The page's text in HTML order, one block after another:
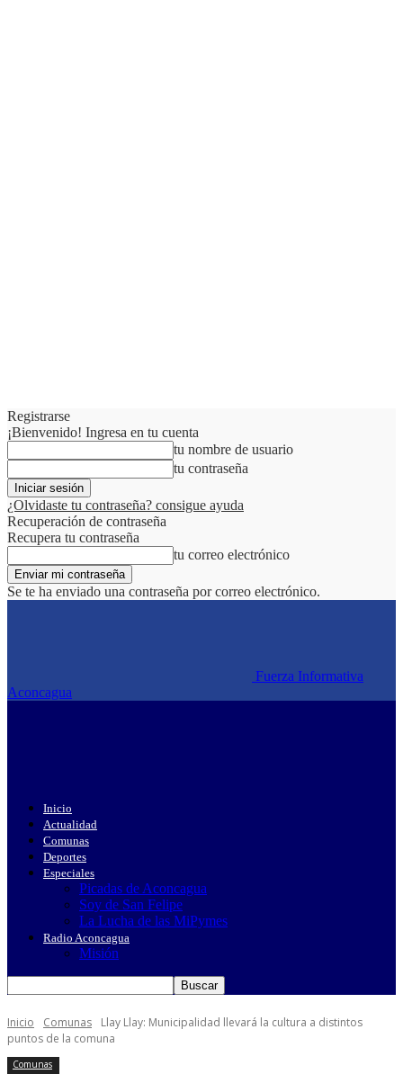
Registrarse
¡Bienvenido! Ingresa en tu cuenta
tu nombre de usuario
tu contraseña
¿Olvidaste tu contraseña? consigue ayuda
Recuperación de contraseña
Recupera tu contraseña
tu correo electrónico
Se te ha enviado una contraseña por correo electrónico.
Fuerza Informativa
Aconcagua
Inicio
Actualidad
Comunas
Deportes
Especiales
Picadas de Aconcagua
Soy de San Felipe
La Lucha de las MiPymes
Radio Aconcagua
Misión
Inicio Comunas
Llay Llay: Municipalidad llevará la cultura a distintos
puntos de la comuna
Comunas